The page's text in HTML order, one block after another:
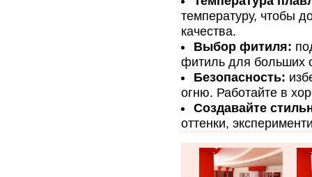
температуру, чтобы
качества.
Выбор фитиля:
фитиль для больших
Безопасность:
огню. Работайте в
Создавайте
оттенки,